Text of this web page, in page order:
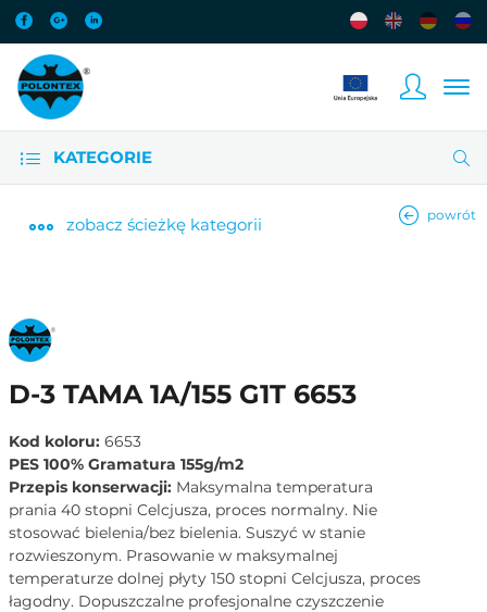
KATEGORIE
zobacz ścieżkę kategorii powrót
D-3 TAMA 1A/155 G1T 6653
Kod koloru: 6653
PES 100% Gramatura 155g/m2
Przepis konserwacji: Maksymalna temperatura
prania 40 stopni Celcjusza, proces normalny. Nie
stosować bielenia/bez bielenia. Suszyć w stanie
rozwieszonym. Prasowanie w maksymalnej
temperaturze dolnej płyty 150 stopni Celcjusza, proces
łagodny. Dopuszczalne profesjonalne czyszczenie